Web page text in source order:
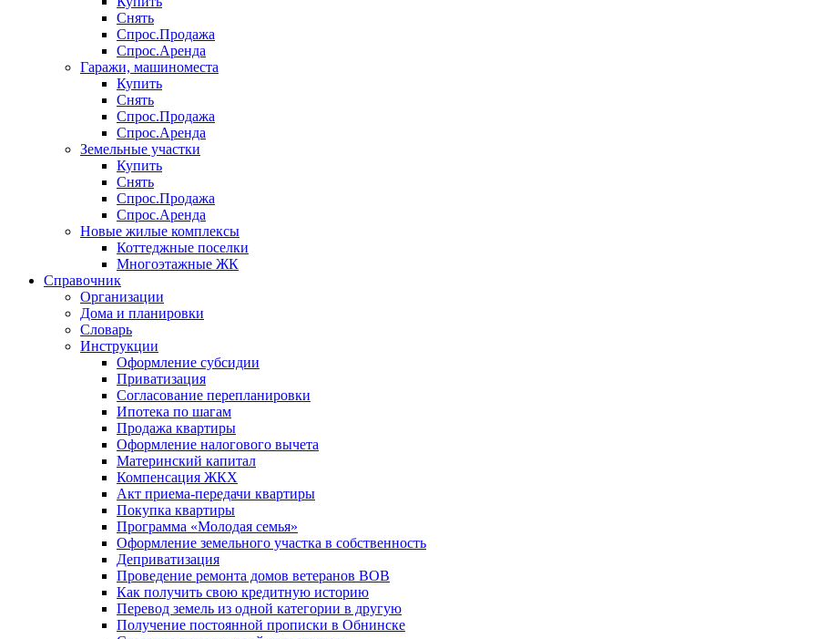
Снять
Спрос.Продажа
Спрос.Аренда
Гаражи, машиноместа
Купить
Снять
Спрос.Продажа
Спрос.Аренда
Земельные участки
Купить
Снять
Спрос.Продажа
Спрос.Аренда
Новые жилые комплексы
Коттеджные поселки
Многоэтажные ЖК
Справочник
Организации
Дома и планировки
Словарь
Инструкции
Оформление субсидии
Приватизация
Согласование перепланировки
Ипотека по шагам
Продажа квартиры
Оформление налогового вычета
Материнский капитал
Компенсация ЖКХ
Акт приема-передачи квартиры
Покупка квартиры
Программа «Молодая семья»
Оформление земельного участка в собственность
Деприватизация
Проведение ремонта домов ветеранов ВОВ
Как получить свою кредитную историю
Перевод земель из одной категории в другую
Получение постоянной прописки в Обнинске